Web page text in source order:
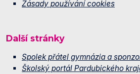
Zásady používání cookies
Další stránky
Spolek přátel gymnázia a
Školský portál Pardubického